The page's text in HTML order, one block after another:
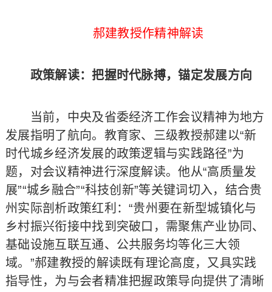
郝建教授作精神解读
政策解读：把握时代脉搏，锚定发展方向
当前，中央及省委经济工作会议精神为地方
发展指明了航向。教育家、三级教授郝建以“新
时代城乡经济发展的政策逻辑与实践路径”为
题，对会议精神进行深度解读。他从“高质量发
展”“城乡融合”“科技创新”等关键词切入，结合贵
州实际剖析政策红利：“贵州要在新型城镇化与
乡村振兴衔接中找到突破口，需聚焦产业协同、
基础设施互联互通、公共服务均等化三大领
域。”郝建教授的解读既有理论高度，又具实践
指导性，为与会者精准把握政策导向提供了清晰